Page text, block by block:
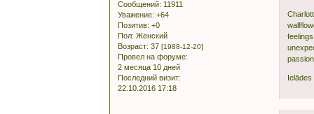
Сообщений: 11911
Уважение: +64
Позитив: +0
Пол: Женский
Возраст: 37 [1988-12-20]
Провел на форуме:
2 месяца 10 дней
Последний визит:
22.10.2016 17:18